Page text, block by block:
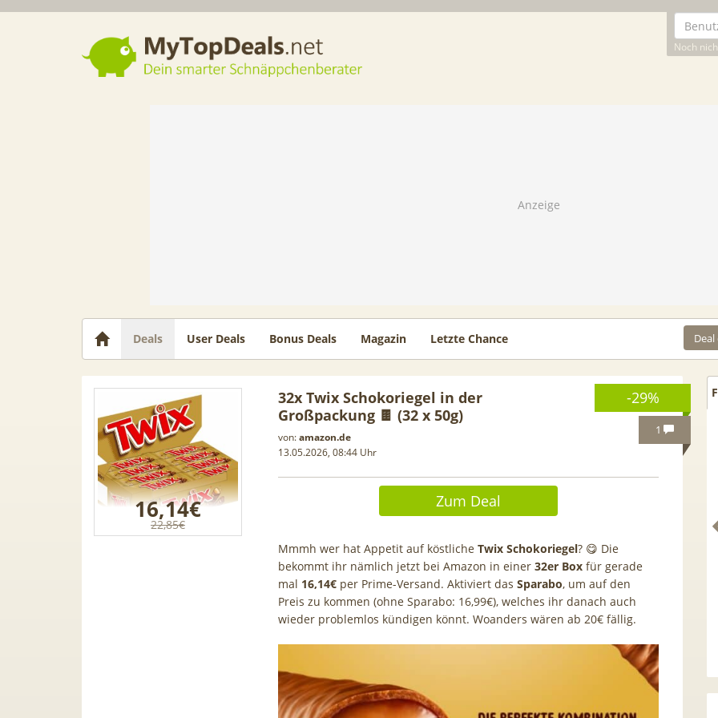
Noch
Dein smarter Schnäppchenberater
Deals User Deals Bonus Deals Magazin Letzte Chance
-29%
1
16,14€
22,85€
32x Twix Schokoriegel in der
Großpackung 🍫 (32 x 50g)
von:amazon.de
13.05.2026, 08:44 Uhr
Zum Deal
Mmmh wer hat Appetit auf köstliche Twix Schokoriegel? 😋 Die
bekommt ihr nämlich jetzt bei Amazon in einer 32er Box für gerade
mal 16,14€ per Prime-Versand. Aktiviert das Sparabo, um auf den
Preis zu kommen (ohne Sparabo: 16,99€), welches ihr danach auch
wieder problemlos kündigen könnt. Woanders wären ab 20€ fällig.
80GB für 29,99€ mit GigaKombi
50GB 5G Otelo Vodafone Allnet
für 19,99€ + 50€ BONUS
Vodafone Allnet für 7,99€ mtl.
| 0,00€ Anschlusskosten |